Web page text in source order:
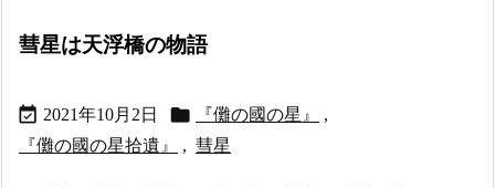
彗星は天浮橋の物語
 2021年10月2日  『儺の國の星』
,
『儺の國の星拾遺』
, 彗星